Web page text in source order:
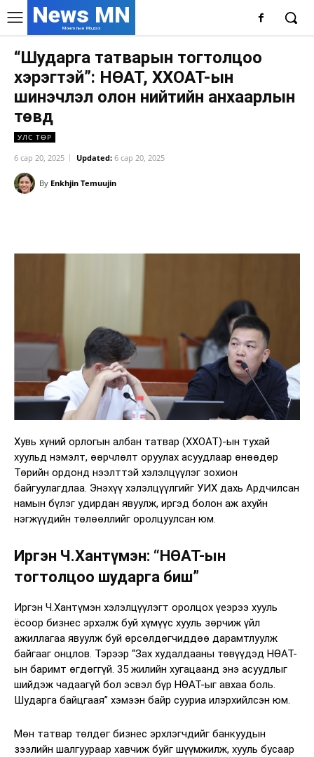
News MN
Монголын Мэдээ
“Шударга татварын тогтолцоо
хэрэгтэй”: НӨАТ, ХХОАТ-ын
шинэчлэл олон нийтийн анхаарлын
төвд
УЛС ТӨР
6 сар 20, 2025 Updated: 6 сар 20, 2025
By Enkhjin Temuujin
Хувь хүний орлогын албан татвар (ХХОАТ)-ын тухай
хуульд нэмэлт, өөрчлөлт оруулах асуудлаар өнөөдөр
Төрийн ордонд нээлттэй хэлэлцүүлэг зохион
байгуулагдлаа. Энэхүү хэлэлцүүлгийг УИХ дахь Ардчилсан
намын бүлэг удирдан явуулж, иргэд болон аж ахуйн
нэгжүүдийн төлөөллийг оролцуулсан юм.
Иргэн Ч.Хантүмэн: “НӨАТ-ын
тогтолцоо шударга биш”
Иргэн Ч.Хантүмэн хэлэлцүүлэгт оролцох үеэрээ хууль
ёсоор бизнес эрхэлж буй хүмүүс хууль зөрчиж үйл
ажиллагаа явуулж буй өрсөлдөгчиддөө дарамтлуулж
байгааг онцлов. Тэрээр “Зах худалдааны төвүүдэд НӨАТ-
ын баримт өгдөггүй. 35 жилийн хугацаанд энэ асуудлыг
шийдэж чадаагүй бол эсвэл бүр НӨАТ-ыг авхаа боль.
Шударга байцгаая” хэмээн байр сууриа илэрхийлсэн юм.
Мөн татвар төлдөг бизнес эрхлэгчдийг банкуудын
зээлийн шалгуураар хавчиж буйг шүүмжилж, хууль бусаар